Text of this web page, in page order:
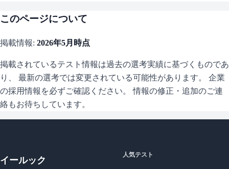
このページについて
掲載情報: 2026年5月 時点
掲載されているテスト情報は過去の選考実績に基づくものであ
り、 最新の選考では変更されている可能性があります。 企業
の採用情報を必ずご確認ください。 情報の修正・追加のご連
絡もお待ちしています。
イールック
人気テスト